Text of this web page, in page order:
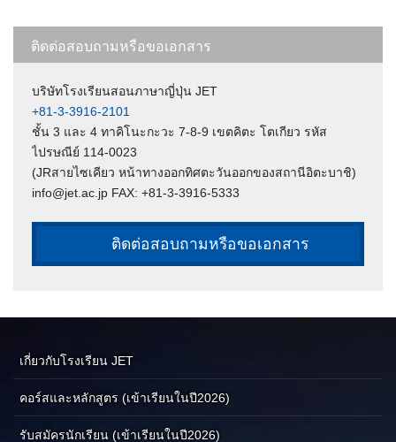
ติดต่อสอบถามหรือขอเอกสาร
บริษัทโรงเรียนสอนภาษาญี่ปุ่น JET
+81-3-3916-2101
ชั้น 3 และ 4 ทาคิโนะกะวะ 7-8-9 เขตคิตะ โตเกียว รหัส
ไปรษณีย์ 114-0023
(JRสายไซเคียว หน้าทางออกทิศตะวันออกของสถานีอิตะบาชิ)
info@jet.ac.jp FAX: +81-3-3916-5333
ติดต่อสอบถามหรือขอเอกสาร
เกี่ยวกับโรงเรียน JET
คอร์สและหลักสูตร (เข้าเรียนในปี2026)
รับสมัครนักเรียน (เข้าเรียนในปี2026)